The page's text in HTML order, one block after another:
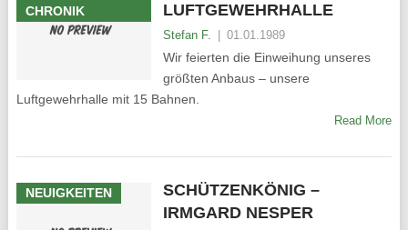
CHRONIK
LUFTGEWEHRHALLE
Stefan F. 01.01.1989
Wir feierten die Einweihung unseres
größten Anbaus – unsere
Luftgewehrhalle mit 15 Bahnen.
Read More
NEUIGKEITEN
SCHÜTZENKÖNIG –
IRMGARD NESPER